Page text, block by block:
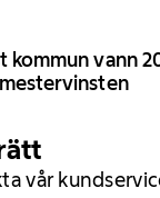
kommun vann
vår